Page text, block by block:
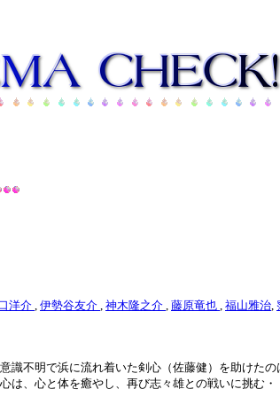
洋介 , 伊勢谷友介 , 神木隆之介 , 藤原竜也 , 福山雅治,
識不明で浜に流れ着いた剣心（佐藤健）を助けたの
、心と体を癒やし、再び志々雄との戦いに挑む・